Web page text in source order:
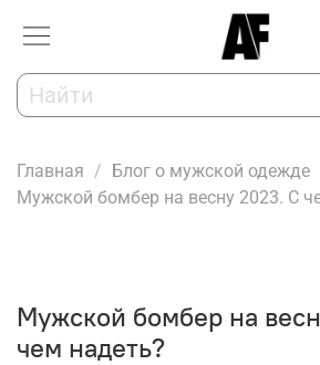
Главная
Блог о мужской одежде
Мужской бомбер на весну 2023. С
Мужской бомбер на
чем надеть?